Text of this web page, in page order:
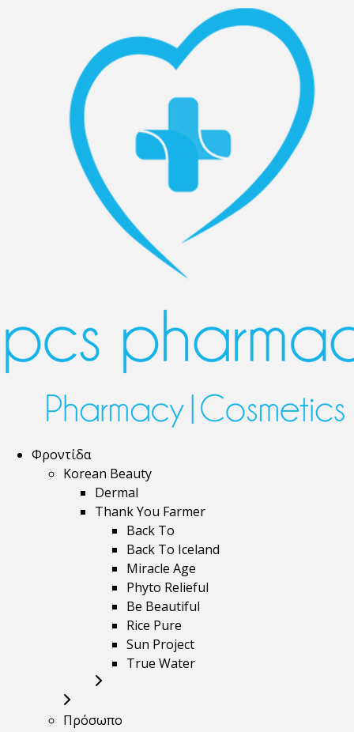
Φροντίδα
Korean Beauty
Dermal
Thank You Farmer
Back To
Back To Iceland
Miracle Age
Phyto Relieful
Be Beautiful
Rice Pure
Sun Project
True Water
Πρόσωπο